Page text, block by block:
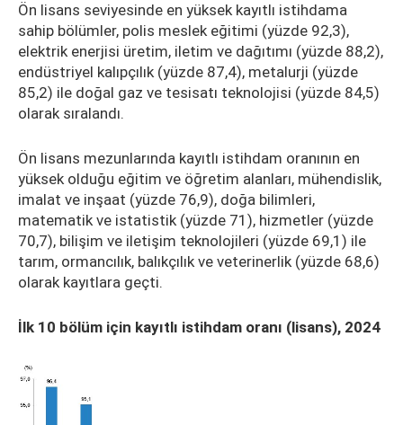
Ön lisans seviyesinde en yüksek kayıtlı istihdama
sahip bölümler, polis meslek eğitimi (yüzde 92,3),
elektrik enerjisi üretim, iletim ve dağıtımı (yüzde 88,2),
endüstriyel kalıpçılık (yüzde 87,4), metalurji (yüzde
85,2) ile doğal gaz ve tesisatı teknolojisi (yüzde 84,5)
olarak sıralandı.
Ön lisans mezunlarında kayıtlı istihdam oranının en
yüksek olduğu eğitim ve öğretim alanları, mühendislik,
imalat ve inşaat (yüzde 76,9), doğa bilimleri,
matematik ve istatistik (yüzde 71), hizmetler (yüzde
70,7), bilişim ve iletişim teknolojileri (yüzde 69,1) ile
tarım, ormancılık, balıkçılık ve veterinerlik (yüzde 68,6)
olarak kayıtlara geçti.
İlk 10 bölüm için kayıtlı istihdam oranı (lisans), 2024